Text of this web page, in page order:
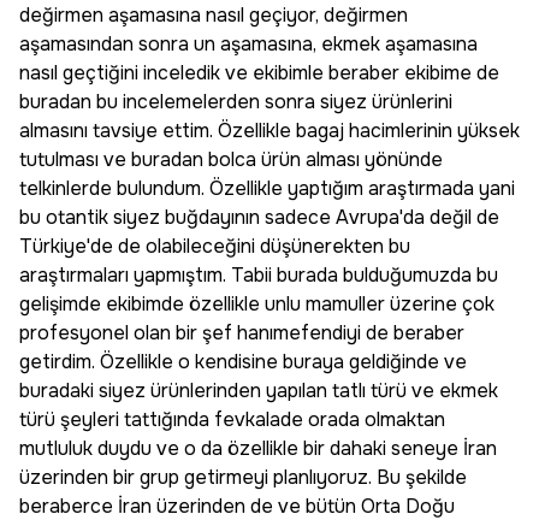
değirmen aşamasına nasıl geçiyor, değirmen
aşamasından sonra un aşamasına, ekmek aşamasına
nasıl geçtiğini inceledik ve ekibimle beraber ekibime de
buradan bu incelemelerden sonra siyez ürünlerini
almasını tavsiye ettim. Özellikle bagaj hacimlerinin yüksek
tutulması ve buradan bolca ürün alması yönünde
telkinlerde bulundum. Özellikle yaptığım araştırmada yani
bu otantik siyez buğdayının sadece Avrupa'da değil de
Türkiye'de de olabileceğini düşünerekten bu
araştırmaları yapmıştım. Tabii burada bulduğumuzda bu
gelişimde ekibimde özellikle unlu mamuller üzerine çok
profesyonel olan bir şef hanımefendiyi de beraber
getirdim. Özellikle o kendisine buraya geldiğinde ve
buradaki siyez ürünlerinden yapılan tatlı türü ve ekmek
türü şeyleri tattığında fevkalade orada olmaktan
mutluluk duydu ve o da özellikle bir dahaki seneye İran
üzerinden bir grup getirmeyi planlıyoruz. Bu şekilde
beraberce İran üzerinden de ve bütün Orta Doğu